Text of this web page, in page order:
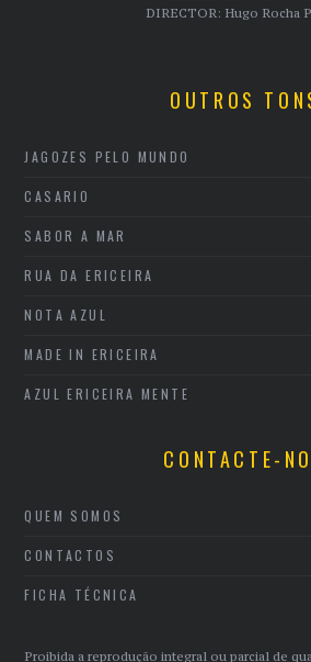
DIRECTOR: Hugo Rocha
OUTROS
JAGOZES PELO MUNDO
CASARIO
SABOR A MAR
RUA DA ERICEIRA
NOTA AZUL
MADE IN ERICEIRA
AZUL ERICEIRA MENTE
CONTACTE-
QUEM SOMOS
CONTACTOS
FICHA TÉCNICA
Proibida a reprodução integral ou parcial de